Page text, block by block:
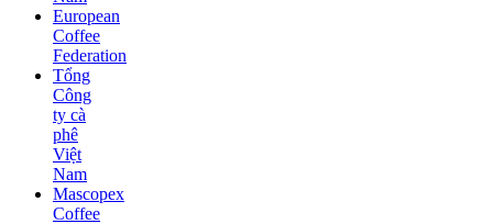
European
Coffee
Federation
Tổng
Công
ty cà
phê
Việt
Nam
Mascopex
Coffee